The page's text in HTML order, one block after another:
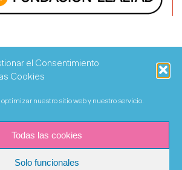
el Consentimiento
Cookies
nuestro sitio web y nuestro servicio.
Todas las cookies
Solo funcionales